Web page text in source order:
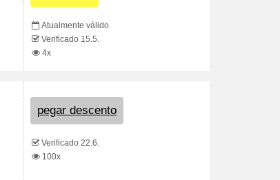
Atualmente válido
Verificado 15.5.
4x
pegar descento
Verificado 22.6.
100x